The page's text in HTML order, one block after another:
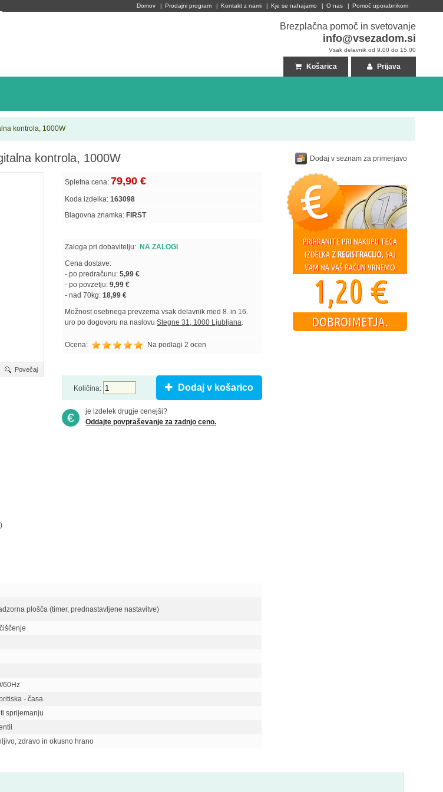
Domov | Prodajni program | Kontakt z nami | Kje se nahajamo | O nas | Pomoč uporabnikom
Brezplačna pomoč in svetovanje
info@vsezadom.si
Vsak delavnik od 9.00 do 15.00
Prijava
Košarica
kontrola, 1000W
Dodaj v seznam za primerjavo
kontrola, 1000W
Povečaj
Spletna cena: 79,90 €
Koda izdelka: 163098
Blagovna znamka: FIRST
Zaloga pri dobavitelju: NA ZALOGI
Cena dostave:
- po predračunu: 5,99 €
- po povzetju: 9,99 €
- nad 70kg: 18,99 €
Možnost osebnega prevzema vsak delavnik med 8. in 16.
uro po dogovoru na naslovu Stegne 31, 1000 Ljubljana.
Ocena: Na podlagi 2 ocen
Količina: Dodaj v košarico
€
je izdelek drugje cenejši?
Oddajte povpraševanje za zadnjo ceno.
PRIHRANITE PRI NAKUPU TEGA
IZDELKA Z REGISTRACIJO, SAJ
VAM NA VAŠ RAČUN VRNEMO
1,20 €
DOBROIMETJA.
plošča (timer, prednastavljene nastavitve)
60Hz
- časa
sprijemanju
zdravo in okusno hrano